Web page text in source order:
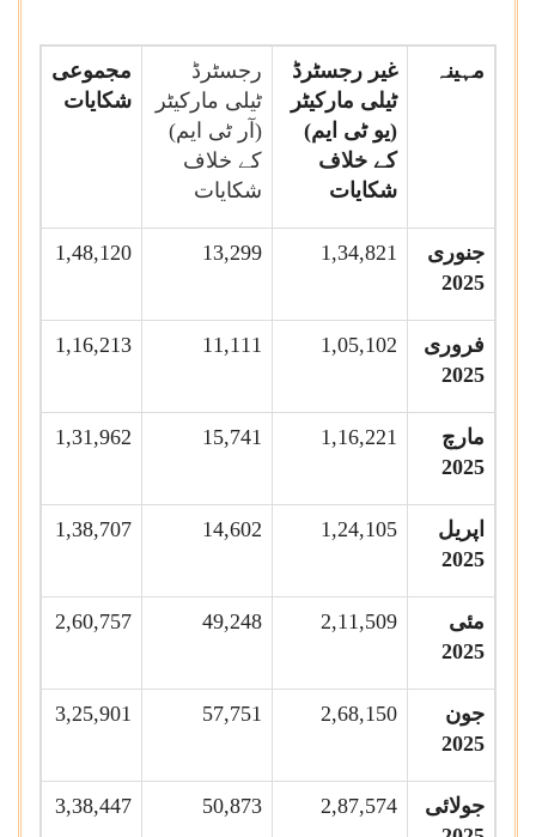
مہینہ
غیر رجسٹرڈ
ٹیلی مارکیٹر
(یو ٹی ایم)
کے خلاف
شکایات
رجسٹرڈ
ٹیلی مارکیٹر
(آر ٹی ایم)
کے خلاف
شکایات
مجموعی
شکایات
جنوری
2025
1,34,821
13,299
1,48,120
فروری
2025
1,05,102
11,111
1,16,213
مارچ
2025
1,16,221
15,741
1,31,962
اپریل
2025
1,24,105
14,602
1,38,707
مئی
2025
2,11,509
49,248
2,60,757
جون
2025
2,68,150
57,751
3,25,901
جولائی
2,87,574
50,873
3,38,447